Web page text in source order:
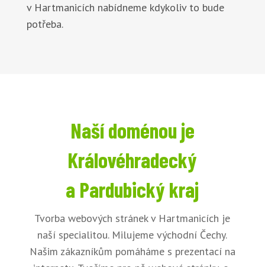
v Hartmanicích nabídneme kdykoliv to bude
potřeba.
Naší doménou je
Královéhradecký
a Pardubický kraj
Tvorba webových stránek v Hartmanicích je
naší specialitou. Milujeme východní Čechy.
Našim zákazníkům pomáháme s prezentací na